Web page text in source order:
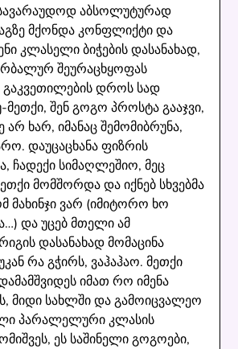
აბსოლუტურად
მქონდა კონფლიქტი და
კლასელი ბიჭების დასანახად,
შეურაცხყოფას
გაკვეთილების დროს სად
შენ გოგო პროსტა გააჯვი,
ხარ, იმანაც შემომიბრუნა,
დაუცაცხანა ფიზრის
ჩადექი სიმაღლეშიო, მეც
მომშორდა და იქნებ სხვებმა
მახინჯი ვარ (იმიტორო ხო
და უცებ მთელი ამ
დასანახად მომაცინა
რა გჭირს, ვაჰაჰაო. მეთქი
იმათ რო იმენა
მიდი სახლში და გამოიცვალეო
პარალელური კლასის
ეს საშინელი გოგოები,